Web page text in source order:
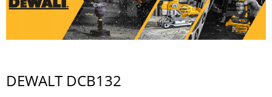
DEWALT DCB132